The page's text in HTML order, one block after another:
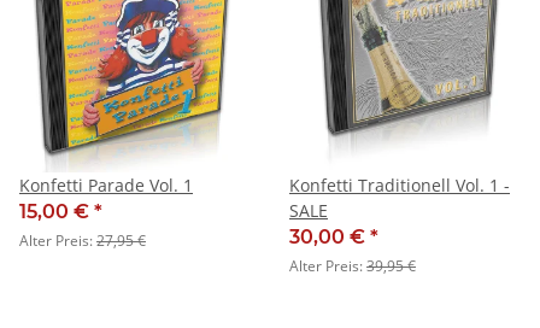
Konfetti Parade Vol. 1
15,00 € *
Alter Preis:27,95 €
Konfetti Traditionell Vol. 1 -
SALE
30,00 € *
Alter Preis:39,95 €